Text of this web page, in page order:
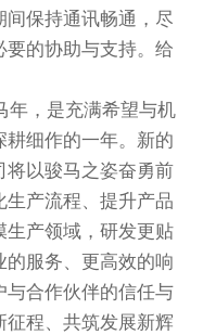
保持通讯畅通，尽
要的协助与支持。给
年，是充满希望与机
细作的一年。新的
将以骏马之姿奋勇前
产流程、提升产品
生产领域，研发更贴
服务、更高效的响
与合作伙伴的信任与
程、共筑发展新辉